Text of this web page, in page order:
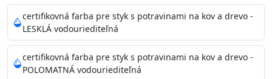
menej kvalitnými farbami
vždy penetrujte. Odporúčané penetračné nátery
Acrylan Unco, Gypsum board alebo Vitex Primer 100% a
na škvrny použite Blanco eco
riediteľné vodou.
certifikovná farba pre styk s potravinami na kov a drevo -
LESKLÁ vodouriediteľná
certifikovná farba pre styk s potravinami na kov a drevo -
POLOMATNÁ vodouriediteľná